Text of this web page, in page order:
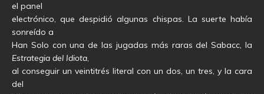
el panel
electrónico, que despidió algunas chispas. La suerte había
sonreído a
Han Solo con una de las jugadas más raras del Sabacc, la
Estrategia del Idiota,
al conseguir un veintitrés literal con un dos, un tres, y la cara
del